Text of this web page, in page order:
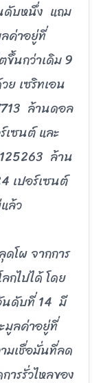
ดับหนึ่ง แถม
ค่าอยู่ที่
นกว่าเดิม 9
เซริทเอน
ล้านดอล
เซนต์ และ
ล้าน
เปอร์เซนต์
ล้ว
โผ จากการ
ไปได้ โดย
นดับที่ 14 มี
มูลค่าอยู่ที่
มเชื่อมั่นที่ลด
ารรั่วไหลของ